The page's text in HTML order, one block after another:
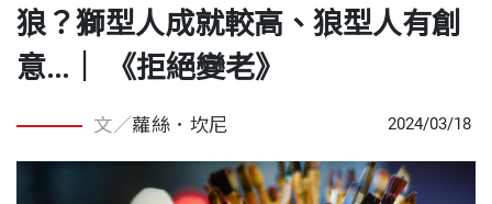
狼？獅型人成就較高、狼型人有創
意...｜ 《拒絕變老》
文／蘿絲．坎尼 2024/03/18